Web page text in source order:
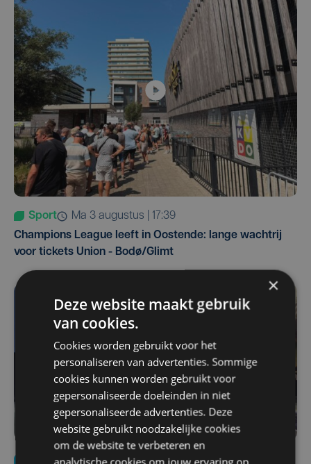
Sport
ma 3 augustus | 17:39
Champions League leeft in Oostende: lange wachtrij
voor tickets Union - Bodø/Glimt
Nieuws za 1 augustus | 22:36
×
Deze website maakt gebruik
van cookies.
Cookies worden gebruikt voor het
personaliseren van advertenties. Sommige
cookies kunnen worden gebruikt voor
gepersonaliseerde doeleinden in niet
gepersonaliseerde advertenties. Deze
website gebruikt noodzakelijke cookies
om de website te verbeteren en